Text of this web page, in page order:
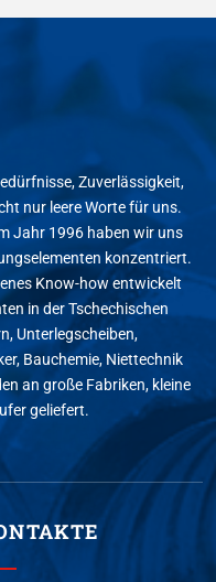
Zuverlässigkeit,
nur leere Worte für uns.
Jahr 1996 haben wir uns
konzentriert.
Know-how entwickelt
in der Tschechischen
Unterlegscheiben,
Bauchemie, Niettechnik
an große Fabriken, kleine
geliefert.